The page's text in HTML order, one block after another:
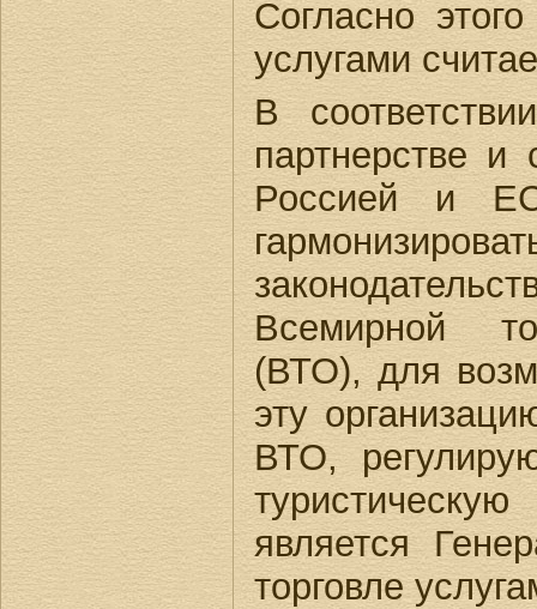
Согласно
услугами
В
партнерстве и
Россией и
Всемирной
(ВТО), для
эту
ВТО,
является
торговле